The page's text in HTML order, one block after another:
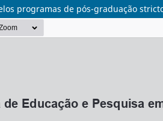
programas de pós-graduação